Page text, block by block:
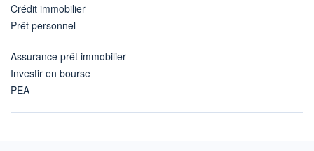
Crédit immobilier
Prêt personnel
Assurance prêt immobilier
Investir en bourse
PEA